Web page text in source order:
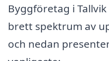
Byggföretag i
brett spektrum av
och nedan